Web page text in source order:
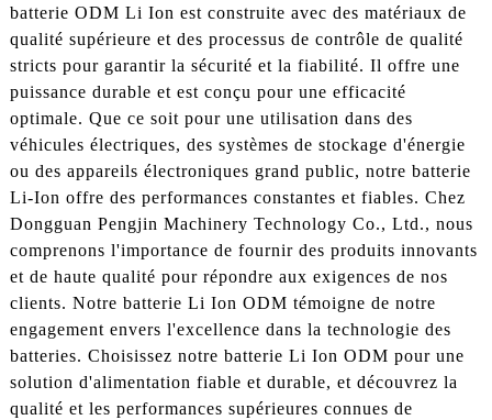
batterie ODM Li Ion est construite avec des matériaux de
qualité supérieure et des processus de contrôle de qualité
stricts pour garantir la sécurité et la fiabilité. Il offre une
puissance durable et est conçu pour une efficacité
optimale. Que ce soit pour une utilisation dans des
véhicules électriques, des systèmes de stockage d'énergie
ou des appareils électroniques grand public, notre batterie
Li-Ion offre des performances constantes et fiables. Chez
Dongguan Pengjin Machinery Technology Co., Ltd., nous
comprenons l'importance de fournir des produits innovants
et de haute qualité pour répondre aux exigences de nos
clients. Notre batterie Li Ion ODM témoigne de notre
engagement envers l'excellence dans la technologie des
batteries. Choisissez notre batterie Li Ion ODM pour une
solution d'alimentation fiable et durable, et découvrez la
qualité et les performances supérieures connues de